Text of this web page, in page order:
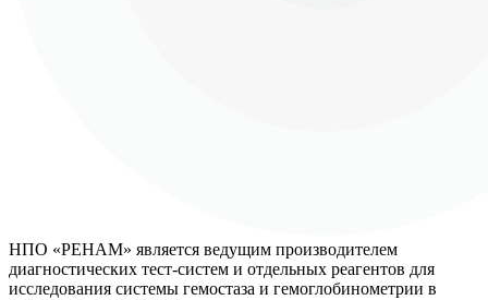
НПО «РЕНАМ» является ведущим производителем
диагностических тест-систем и отдельных реагентов для
исследования системы гемостаза и гемоглобинометрии в